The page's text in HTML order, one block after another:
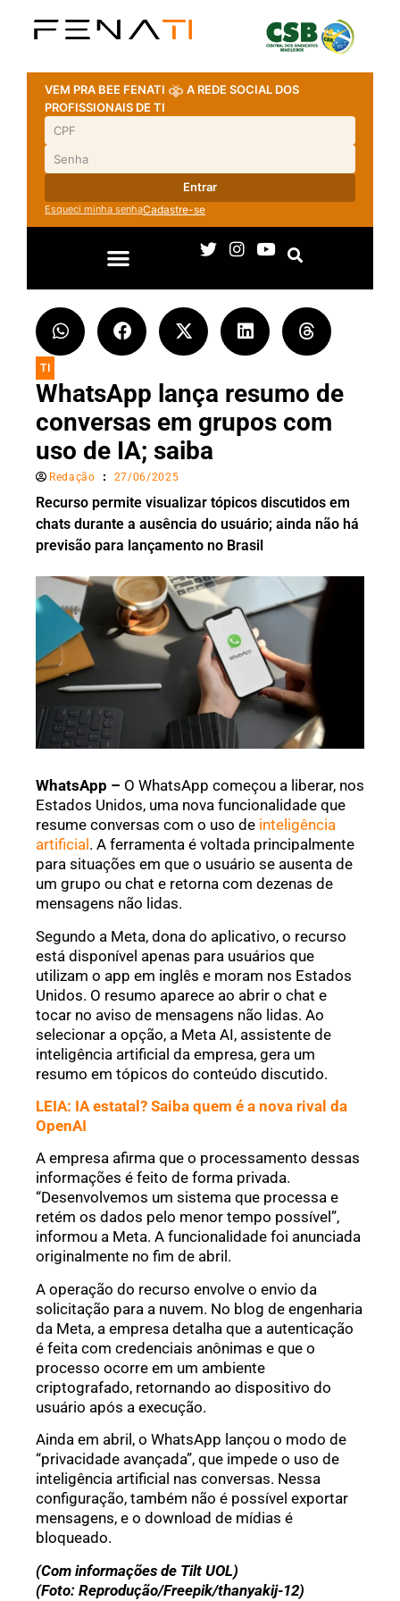
VEM PRA BEE FENATI
A REDE SOCIAL DOS
PROFISSIONAIS DE TI
Entrar
Esqueci minha senhaCadastre-se
TI
WhatsApp lança resumo de
conversas em grupos com
uso de IA; saiba
Redação 27/06/2025
Recurso permite visualizar tópicos discutidos em
chats durante a ausência do usuário; ainda não há
previsão para lançamento no Brasil
WhatsApp – O WhatsApp começou a liberar, nos
Estados Unidos, uma nova funcionalidade que
resume conversas com o uso de inteligência
artificial . A ferramenta é voltada principalmente
para situações em que o usuário se ausenta de
um grupo ou chat e retorna com dezenas de
mensagens não lidas.
Segundo a Meta, dona do aplicativo, o recurso
está disponível apenas para usuários que
utilizam o app em inglês e moram nos Estados
Unidos. O resumo aparece ao abrir o chat e
tocar no aviso de mensagens não lidas. Ao
selecionar a opção, a Meta AI, assistente de
inteligência artificial da empresa, gera um
resumo em tópicos do conteúdo discutido.
LEIA: IA estatal? Saiba quem é a nova rival da
OpenAI
A empresa afirma que o processamento dessas
informações é feito de forma privada.
“Desenvolvemos um sistema que processa e
retém os dados pelo menor tempo possível”,
informou a Meta. A funcionalidade foi anunciada
originalmente no fim de abril.
A operação do recurso envolve o envio da
solicitação para a nuvem. No blog de engenharia
da Meta, a empresa detalha que a autenticação
é feita com credenciais anônimas e que o
processo ocorre em um ambiente
criptografado, retornando ao dispositivo do
usuário após a execução.
Ainda em abril, o WhatsApp lançou o modo de
“privacidade avançada”, que impede o uso de
inteligência artificial nas conversas. Nessa
configuração, também não é possível exportar
mensagens, e o download de mídias é
bloqueado.
(Com informações de Tilt UOL)
(Foto: Reprodução/Freepik/thanyakij-12)